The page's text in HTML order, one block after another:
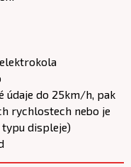
údaje do 25km/h, pak
rychlostech nebo je
typu displeje)